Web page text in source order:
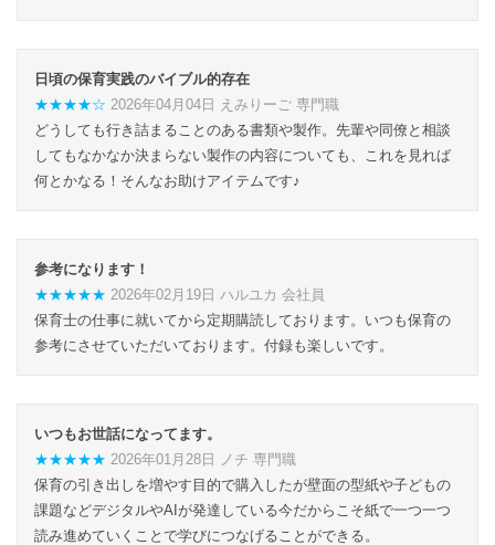
日頃の保育実践のバイブル的存在
★★★★☆ 2026年04月04日 えみりーご 専門職
どうしても行き詰まることのある書類や製作。先輩や同僚と相談
してもなかなか決まらない製作の内容についても、これを見れば
何とかなる！そんなお助けアイテムです♪
参考になります！
★★★★★ 2026年02月19日 ハルユカ 会社員
保育士の仕事に就いてから定期購読しております。いつも保育の
参考にさせていただいております。付録も楽しいです。
いつもお世話になってます。
★★★★★ 2026年01月28日 ノチ 専門職
保育の引き出しを増やす目的で購入したが壁面の型紙や子どもの
課題などデジタルやAIが発達している今だからこそ紙で一つ一つ
読み進めていくことで学びにつなげることができる。